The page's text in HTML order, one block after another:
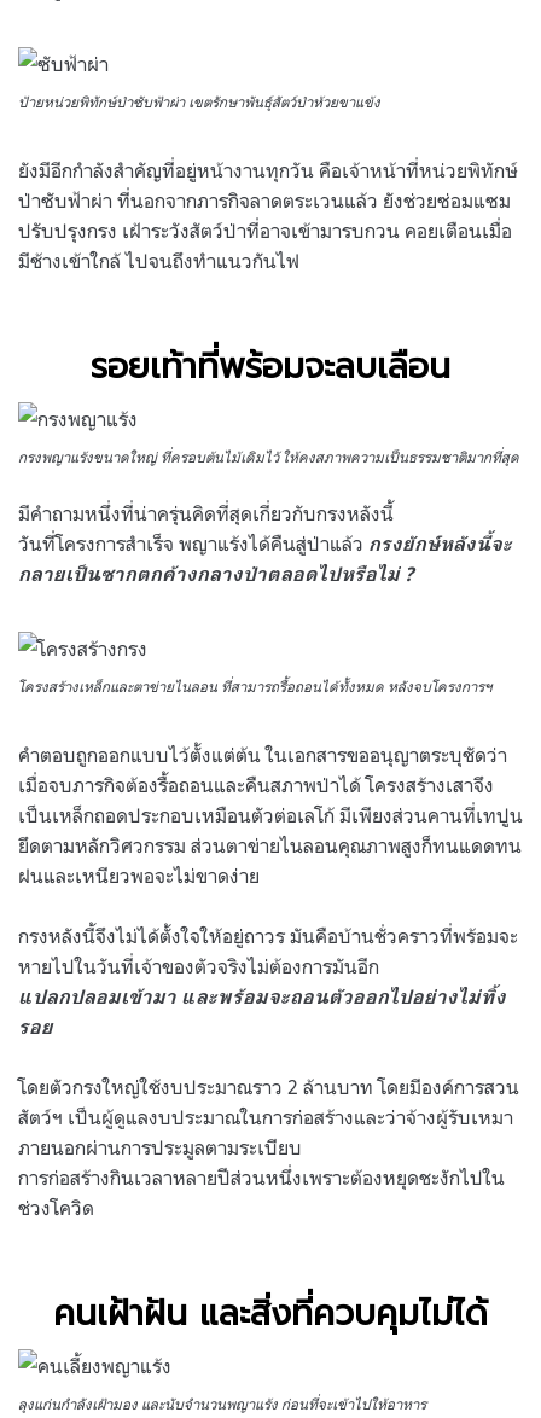
ป้ายหน่วยพิทักษ์ป่าซับฟ้าผ่า เขตรักษาพันธุ์สัตว์ป่าห้วยขาแข้ง
ยังมีอีกกำลังสำคัญที่อยู่หน้างานทุกวัน คือเจ้าหน้าที่หน่วยพิทักษ์
ป่าซับฟ้าผ่า ที่นอกจากภารกิจลาดตระเวนแล้ว ยังช่วยซ่อมแซม
ปรับปรุงกรง เฝ้าระวังสัตว์ป่าที่อาจเข้ามารบกวน คอยเตือนเมื่อ
มีช้างเข้าใกล้ ไปจนถึงทำแนวกันไฟ
รอยเท้าที่พร้อมจะลบเลือน
กรงพญาแร้งขนาดใหญ่ ที่ครอบต้นไม้เดิมไว้ ให้คงสภาพความเป็นธรรมชาติมากที่สุด
มีคำถามหนึ่งที่น่าครุ่นคิดที่สุดเกี่ยวกับกรงหลังนี้
วันที่โครงการสำเร็จ พญาแร้งได้คืนสู่ป่าแล้ว กรงยักษ์หลังนี้จะ
กลายเป็นซากตกค้างกลางป่าตลอดไปหรือไม่ ?
โครงสร้างเหล็กและตาข่ายไนลอน ที่สามารถรื้อถอนได้ทั้งหมด หลังจบโครงการฯ
คำตอบถูกออกแบบไว้ตั้งแต่ต้น ในเอกสารขออนุญาตระบุชัดว่า
เมื่อจบภารกิจต้องรื้อถอนและคืนสภาพป่าได้ โครงสร้างเสาจึง
เป็นเหล็กถอดประกอบเหมือนตัวต่อเลโก้ มีเพียงส่วนคานที่เทปูน
ยึดตามหลักวิศวกรรม ส่วนตาข่ายไนลอนคุณภาพสูงก็ทนแดดทน
ฝนและเหนียวพอจะไม่ขาดง่าย
กรงหลังนี้จึงไม่ได้ตั้งใจให้อยู่ถาวร มันคือบ้านชั่วคราวที่พร้อมจะ
หายไปในวันที่เจ้าของตัวจริงไม่ต้องการมันอีก
แปลกปลอมเข้ามา และพร้อมจะถอนตัวออกไปอย่างไม่ทิ้ง
รอย
โดยตัวกรงใหญ่ใช้งบประมาณราว 2 ล้านบาท โดยมีองค์การสวน
สัตว์ฯ เป็นผู้ดูแลงบประมาณในการก่อสร้างและว่าจ้างผู้รับเหมา
ภายนอกผ่านการประมูลตามระเบียบ
การก่อสร้างกินเวลาหลายปีส่วนหนึ่งเพราะต้องหยุดชะงักไปใน
ช่วงโควิด
คนเฝ้าฝัน และสิ่งที่ควบคุมไม่ได้
ลุงแก่นกำลังเฝ้ามอง และนับจำนวนพญาแร้ง ก่อนที่จะเข้าไปให้อาหาร